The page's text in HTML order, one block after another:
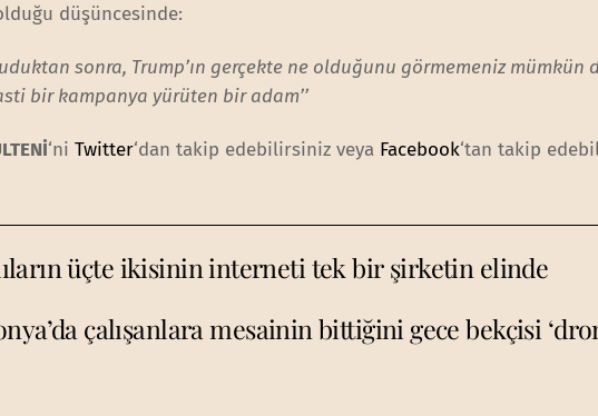
düşüncesinde:
sonra, Trump’ın gerçekte ne olduğunu görmemeniz mümkün
bir kampanya yürüten bir adam’’
‘niTwitter‘dan takip edebilirsiniz veya Facebook‘tan takip
üçte ikisinin interneti tek bir şirketin elinde
çalışanlara mesainin bittiğini gece bekçisi